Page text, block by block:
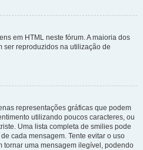
em HTML neste fórum. A maioria dos
ser reproduzidos na utilização de
representações gráficas que podem
utilizando poucos caracteres, ou
Uma lista completa de smilies pode
cada mensagem. Tente evitar o uso
tornar uma mensagem ilegível, podendo